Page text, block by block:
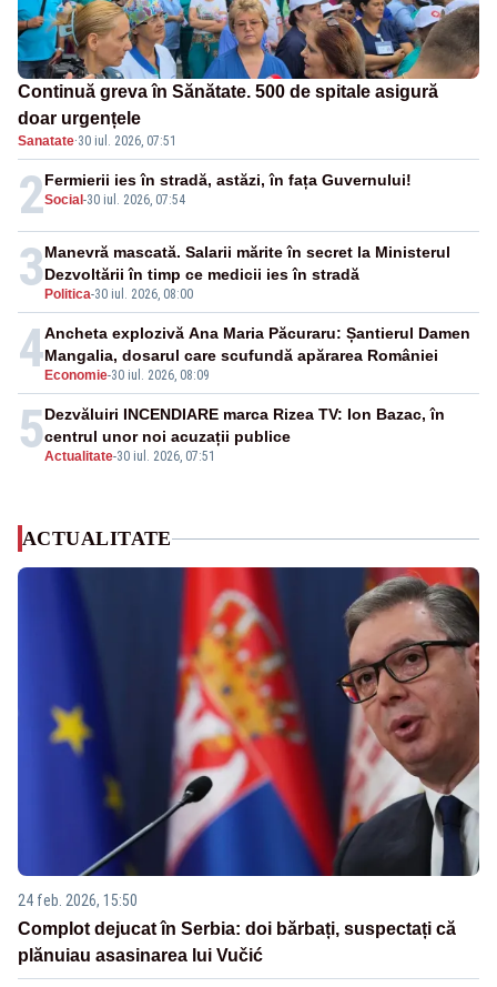
Continuă greva în Sănătate. 500 de spitale asigură
doar urgențele
Sanatate·30 iul. 2026, 07:51
2Social -30 iul. 2026, 07:54
Fermierii ies în stradă, astăzi, în fața Guvernului!
3 Politica-30 iul. 2026, 08:00
Manevră mascată. Salarii mărite în secret la Ministerul
Dezvoltării în timp ce medicii ies în stradă
4 Economie-30 iul. 2026, 08:09
Ancheta explozivă Ana Maria Păcuraru: Șantierul Damen
Mangalia, dosarul care scufundă apărarea României
5Actualitate-30 iul. 2026, 07:51
Dezvăluiri INCENDIARE marca Rizea TV: Ion Bazac, în
centrul unor noi acuzații publice
ACTUALITATE
24 feb. 2026, 15:50
Complot dejucat în Serbia: doi bărbați, suspectați că
plănuiau asasinarea lui Vučić